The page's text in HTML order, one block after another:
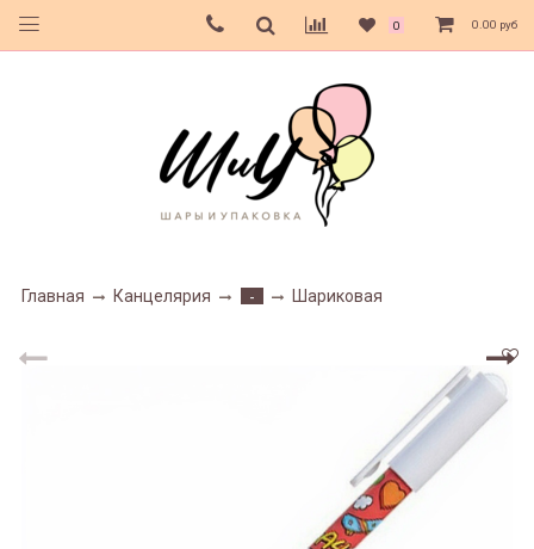
0 0.00 руб
Главная Канцелярия - Шариковая